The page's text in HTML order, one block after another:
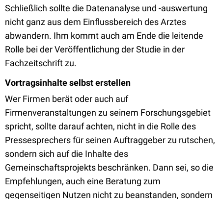
Schließlich sollte die Datenanalyse und -auswertung
nicht ganz aus dem Einflussbereich des Arztes
abwandern. Ihm kommt auch am Ende die leitende
Rolle bei der Veröffentlichung der Studie in der
Fachzeitschrift zu.
Vortragsinhalte selbst erstellen
Wer Firmen berät oder auch auf
Firmenveranstaltungen zu seinem Forschungsgebiet
spricht, sollte darauf achten, nicht in die Rolle des
Pressesprechers für seinen Auftraggeber zu rutschen,
sondern sich auf die Inhalte des
Gemeinschaftsprojekts beschränken. Dann sei, so die
Empfehlungen, auch eine Beratung zum
gegenseitigen Nutzen nicht zu beanstanden, sondern